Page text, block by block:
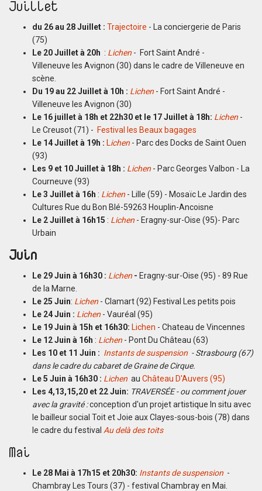
Juillet
du 26 au 28 Juillet : Trajectoire - La conciergerie de Paris
(75)
Le 20 Juillet à 20h : Lichen - Fort Saint André -
Villeneuve les Avignon (30) dans le cadre de Villeneuve en
scène.
Du 19 au 22 Juillet à 10h : Lichen - Fort Saint André -
Villeneuve les Avignon (30)
Le 16 juillet à 18h et 22h30 et le 17 Juillet à 18h: Lichen -
Le Creusot (71) - Festival les Beaux bagages
Le 14 Juillet à 19h : Lichen - Parc des Docks de Saint Ouen
(93)
Les 9 et 10 Juillet à 18h : Lichen - Parc Georges Valbon - La
Courneuve (93)
Le 3 Juillet à 16h : Lichen - Lille (59) - Mosaïc Le Jardin des
Cultures Rue du Bon Blé-59263 Houplin-Ancoisne
Le 2 Juillet à 16h15 : Lichen - Eragny-sur-Oise (95)- Parc
Urbain
Juin
Le 29 Juin à 16h30 : Lichen - Eragny-sur-Oise (95) - 89 Rue
de la Marne.
Le 25 Juin: Lichen - Clamart (92) Festival Les petits pois
Le 24 Juin : Lichen - Vauréal (95)
Le 19 Juin à 15h et 16h30: Lichen - Chateau de Vincennes
Le 12 Juin à 16h : Lichen - Pont Du Château (63)
Les 10 et 11 Juin : Instants de suspension - Strasbourg (67)
dans le cadre du cabaret de Graine de Cirque.
Le 5 Juin à 16h30 : Lichen au Château D'Auvers (95)
Les 4,13,15,20 et 22 Juin: TRAVERSÉE - ou comment jouer
avec la gravité :conception d'un projet artistique In situ avec
le bailleur social Toit et Joie aux Clayes-sous-bois (78) dans
le cadre du festival Au delà des toits
Mai
Le 28 Mai à 17h15 et 20h30: Instants de suspension -
Chambray Les Tours (37) - festival Chambray en Mai.